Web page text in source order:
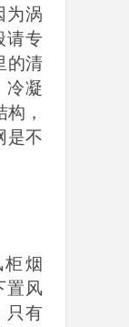
涡
请专
的清
冷凝
，
是不
烟
置风
只有